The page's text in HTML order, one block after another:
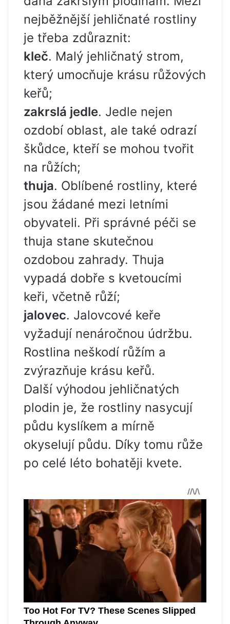
nejběžnější jehličnaté rostliny
je třeba zdůraznit:
kleč. Malý jehličnatý strom,
který umocňuje krásu růžových
keřů;
zakrslá jedle. Jedle nejen
ozdobí oblast, ale také odrazí
škůdce, kteří se mohou tvořit
na růžích;
thuja. Oblíbené rostliny, které
jsou žádané mezi letními
obyvateli. Při správné péči se
thuja stane skutečnou
ozdobou zahrady. Thuja
vypadá dobře s kvetoucími
keři, včetně růží;
jalovec. Jalovcové keře
vyžadují nenáročnou údržbu.
Rostlina neškodí růžím a
zvýrazňuje krásu keřů.
Další výhodou jehličnatých
plodin je, že rostliny nasycují
půdu kyslíkem a mírně
okyselují půdu. Díky tomu růže
po celé léto bohatěji kvete.